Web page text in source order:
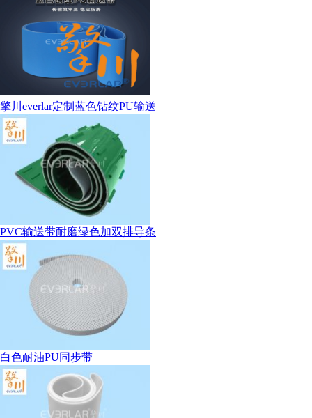
擎川everlar定制蓝色钻纹PU输送
PVC输送带耐磨绿色加双排导条
白色耐油PU同步带